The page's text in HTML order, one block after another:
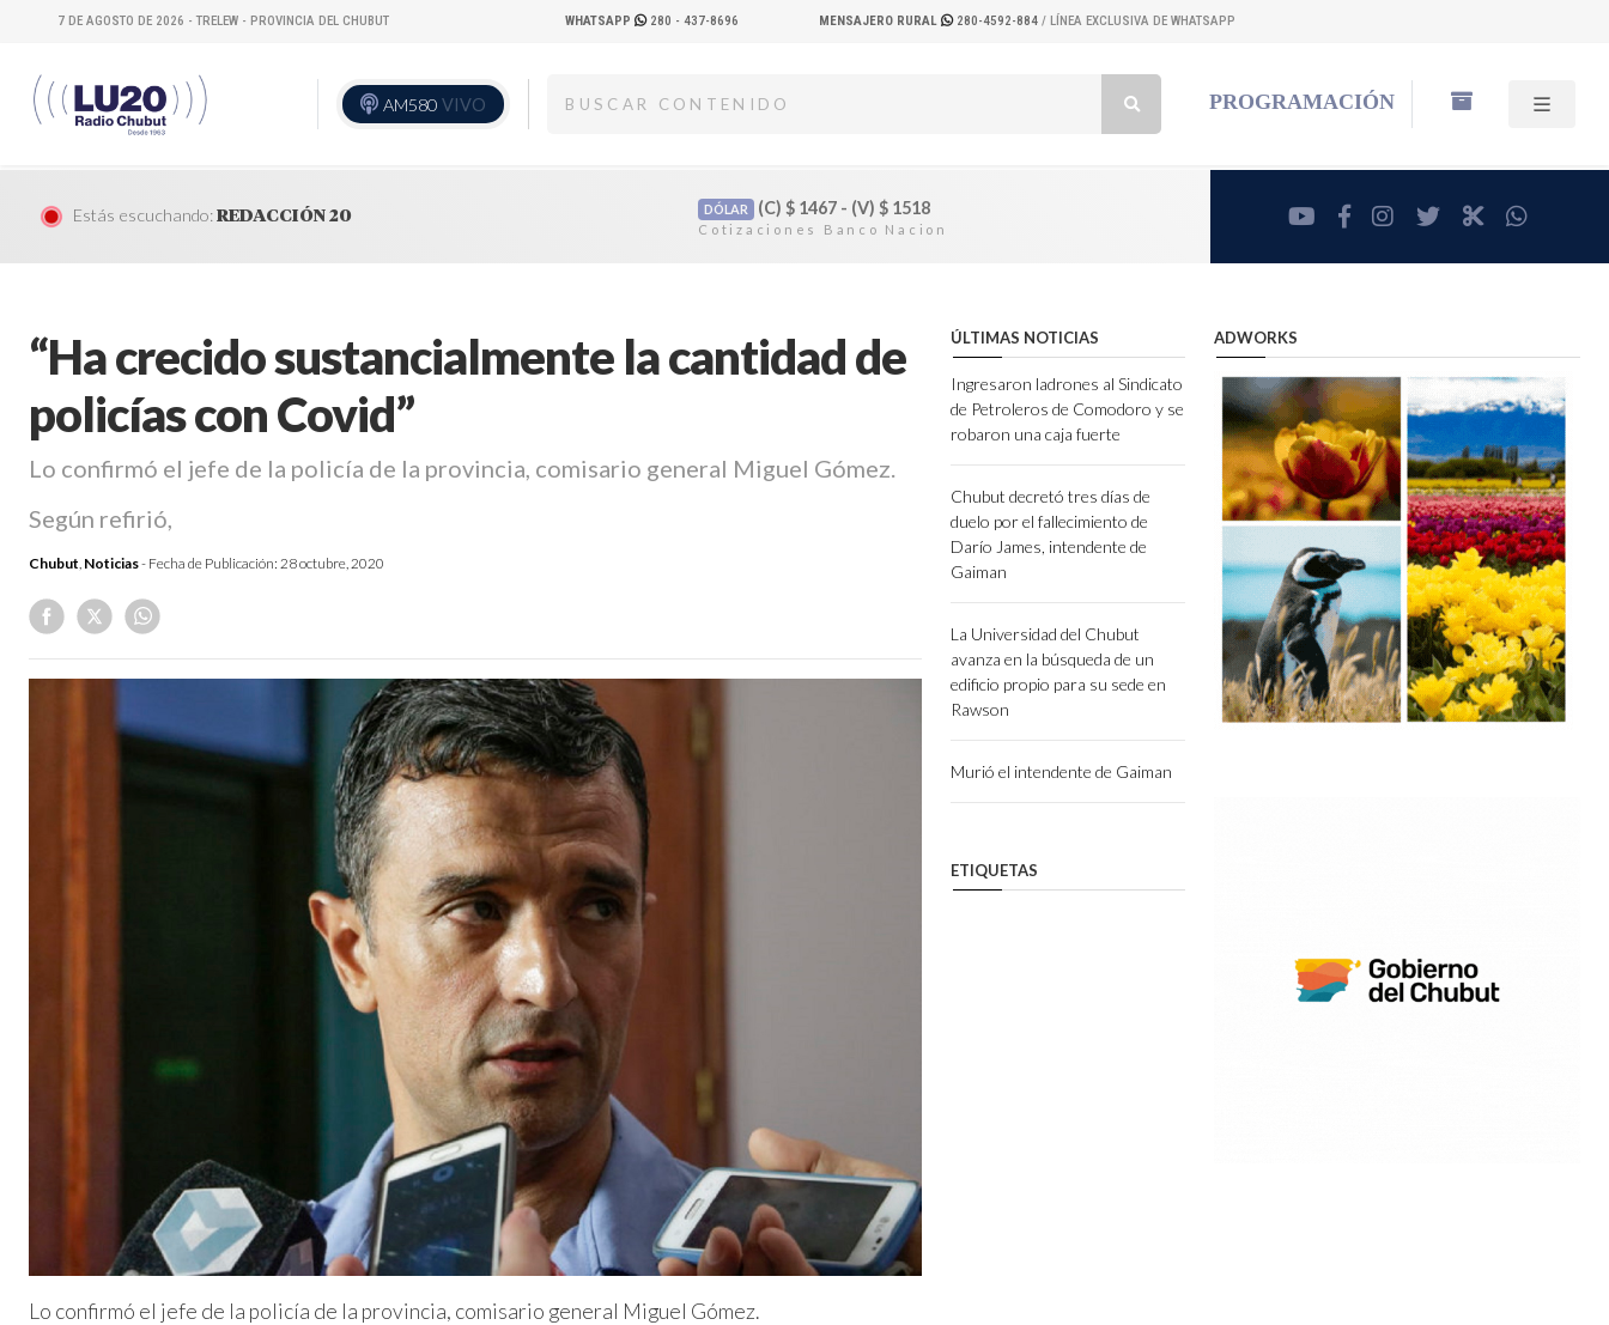
7 DE AGOSTO DE 2026 - TRELEW - PROVINCIA DEL CHUBUT WHATSAPP 280 - 437-8696 MENSAJERO RURAL 280-4592-884 / LÍNEA EXCLUSIVA DE WHATSAPP
AM580 VIVO PROGRAMACIÓN
Estás escuchando:REDACCIÓN 20 DÓLAR (C) $1467 - (V) $1518 youtubefacebookinstagram
twitterRadioCut
“Ha crecido sustancialmente la cantidad de
policías con Covid”
Lo confirmó el jefe de la policía de la provincia, comisario general Miguel Gómez.
Según refirió,
Chubut, Noticias- Fecha de Publicación: 28 octubre, 2020
Lo confirmó el jefe de la policía de la provincia, comisario general Miguel Gómez.
ÚLTIMAS NOTICIAS
Ingresaron ladrones al Sindicato
de Petroleros de Comodoro y se
robaron una caja fuerte
Chubut decretó tres días de
duelo por el fallecimiento de
Darío James, intendente de
Gaiman
La Universidad del Chubut
avanza en la búsqueda de un
edificio propio para su sede en
Rawson
Murió el intendente de Gaiman
ETIQUETAS
ADWORKS